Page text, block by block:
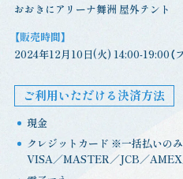
おおきにアリーナ舞洲 屋外テント
【販売時間】
2024年12月10日(火) 14:00-19:00（
ご利用いただける決済方法
現金
クレジットカード ※一括払いのみ
VISA／MASTER／JCB／